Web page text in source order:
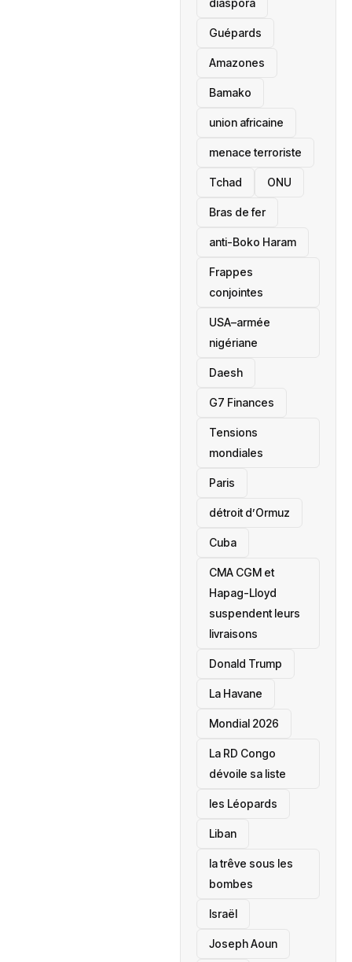
Guépards
Amazones
Bamako
union africaine
menace terroriste
‎Tchad ONU
Bras de fer
anti-Boko Haram
Frappes
conjointes
USA–armée
nigériane
Daesh
‎G7 Finances
Tensions
mondiales
Paris
détroit d’Ormuz
‎Cuba
CMA CGM et
Hapag-Lloyd
suspendent leurs
livraisons
Donald Trump
La Havane
Mondial 2026
La RD Congo
dévoile sa liste
les Léopards
‎Liban
la trêve sous les
bombes
Israël
Joseph Aoun